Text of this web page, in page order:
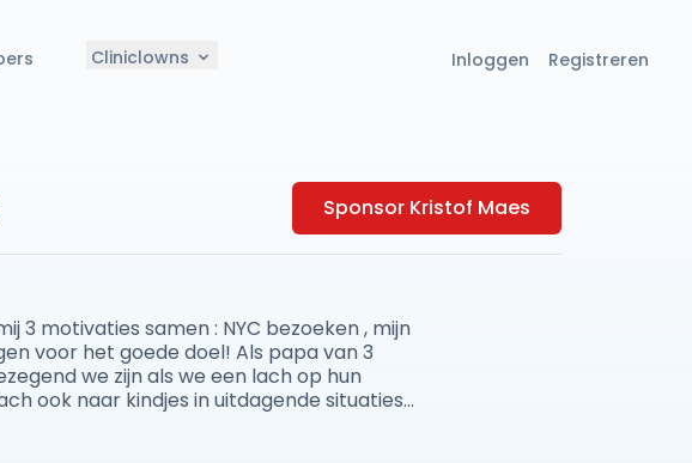
Cliniclowns Inloggen Registreren
Sponsor Kristof Maes
3 motivaties samen : NYC bezoeken , mijn
voor het goede doel! Als papa van 3
we zijn als we een lach op hun
ook naar kindjes in uitdagende situaties
voor geven! Hopelijk steunen jullie
een recordaantal ‘smiles’ op de